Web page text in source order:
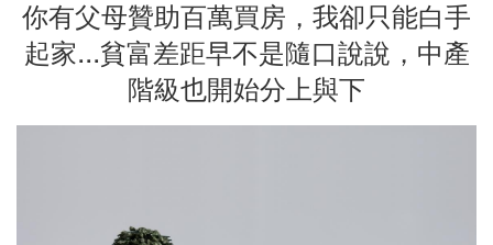
你有父母贊助百萬買房，我卻只能白手
起家...貧富差距早不是隨口說說，中產
階級也開始分上與下